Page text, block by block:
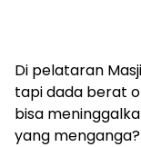
Di pelataran
tapi dada berat
bisa
yang menganga?